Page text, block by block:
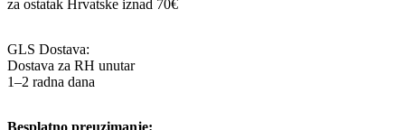
za ostatak Hrvatske iznad 70€
GLS Dostava:
Dostava za RH unutar
1–2 radna dana
Besplatno preuzimanje: